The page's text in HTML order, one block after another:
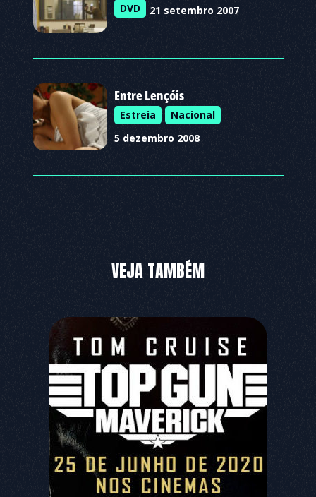
DVD 21 setembro 2007
Entre Lençóis
Estreia
Nacional
5 dezembro 2008
VEJA TAMBÉM